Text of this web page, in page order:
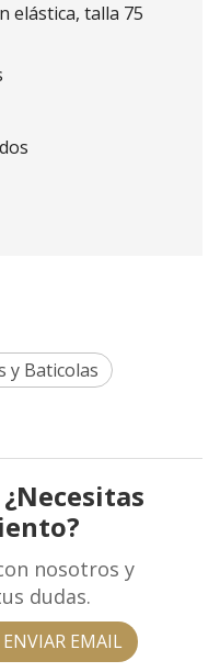
elástica, talla 75
y Baticolas
nosotros y
dudas.
ENVIAR EMAIL